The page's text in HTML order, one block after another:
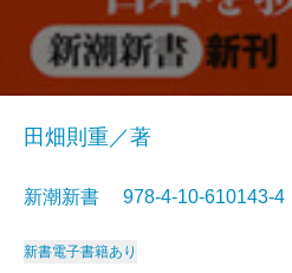
田畑則重／著
新潮新書 978-4-10-
新書電子書籍あり